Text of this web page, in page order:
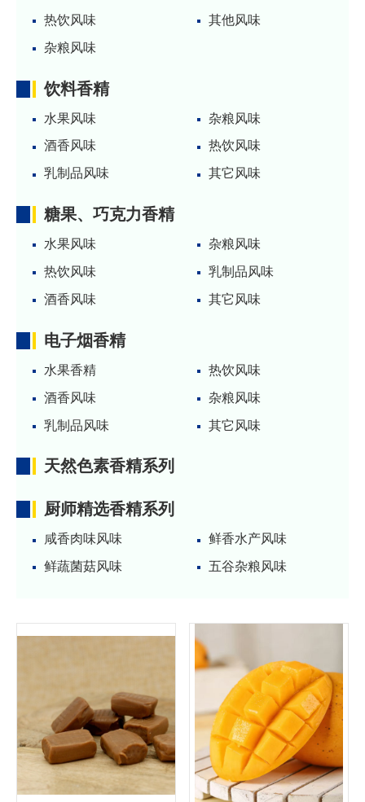
热饮风味
其他风味
杂粮风味
饮料香精
水果风味
杂粮风味
酒香风味
热饮风味
乳制品风味
其它风味
糖果、巧克力香精
水果风味
杂粮风味
热饮风味
乳制品风味
酒香风味
其它风味
电子烟香精
水果香精
热饮风味
酒香风味
杂粮风味
乳制品风味
其它风味
天然色素香精系列
厨师精选香精系列
咸香肉味风味
鲜香水产风味
鲜蔬菌菇风味
五谷杂粮风味